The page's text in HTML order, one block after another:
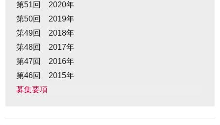
第51回 2020年
第50回 2019年
第49回 2018年
第48回 2017年
第47回 2016年
第46回 2015年
募集要項